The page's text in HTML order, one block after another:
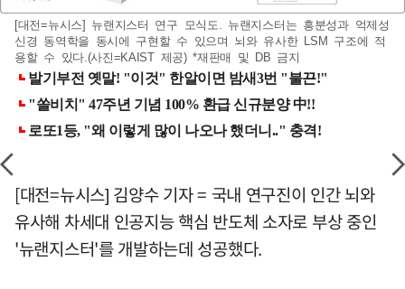
[대전=뉴시스] 뉴랜지스터 연구 모식도. 뉴랜지스터는 흥분성과 억제성
신경 동역학을 동시에 구현할 수 있으며 뇌와 유사한 LSM 구조에 적
용할 수 있다.(사진=KAIST 제공) *재판매 및 DB 금지
[대전=뉴시스] 김양수 기자 = 국내 연구진이 인간 뇌와
유사해 차세대 인공지능 핵심 반도체 소자로 부상 중인
'뉴랜지스터'를 개발하는데 성공했다.